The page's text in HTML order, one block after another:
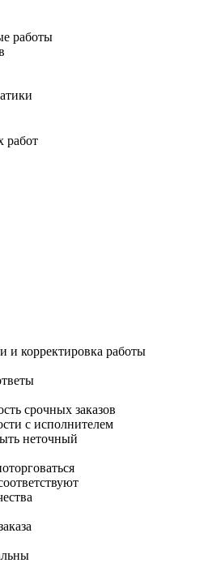
работы
работ
и корректировка работы
срочных заказов
с исполнителем
неточный